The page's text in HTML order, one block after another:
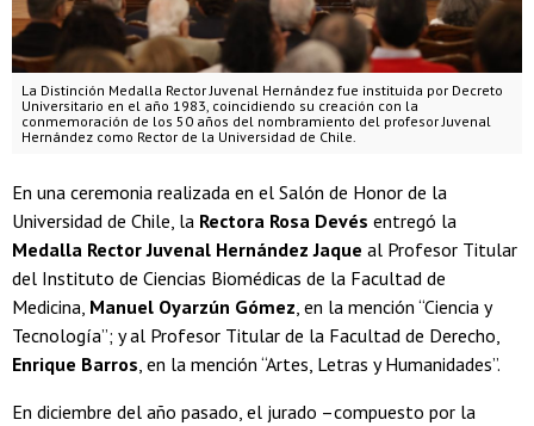
La Distinción Medalla Rector Juvenal Hernández fue instituida por Decreto
Universitario en el año 1983, coincidiendo su creación con la
conmemoración de los 50 años del nombramiento del profesor Juvenal
Hernández como Rector de la Universidad de Chile.
En una ceremonia realizada en el Salón de Honor de la
Universidad de Chile, la Rectora Rosa Devés entregó la
Medalla Rector Juvenal Hernández Jaque al Profesor Titular
del Instituto de Ciencias Biomédicas de la Facultad de
Medicina, Manuel Oyarzún Gómez, en la mención “Ciencia y
Tecnología”; y al Profesor Titular de la Facultad de Derecho,
Enrique Barros, en la mención “Artes, Letras y Humanidades”.
En diciembre del año pasado, el jurado –compuesto por la